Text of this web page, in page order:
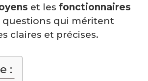
et les fonctionnaires
questions qui méritent
claires et précises.
: